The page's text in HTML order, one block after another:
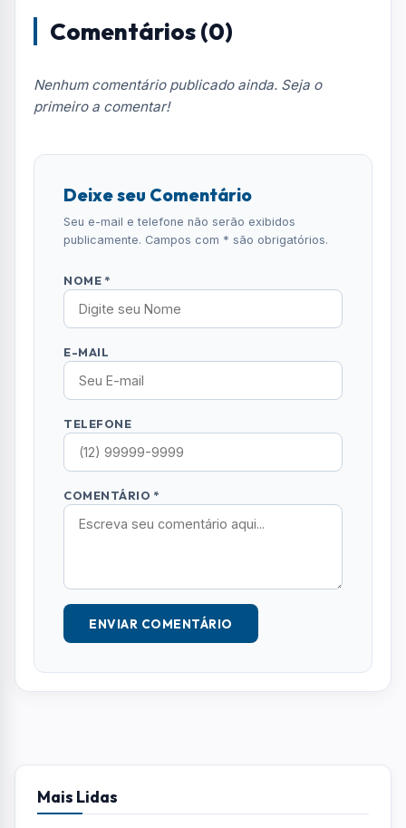
Comentários (0)
Nenhum comentário publicado ainda. Seja o
primeiro a comentar!
Deixe seu Comentário
Seu e-mail e telefone não serão exibidos
publicamente. Campos com * são obrigatórios.
NOME *
E-MAIL
TELEFONE
COMENTÁRIO *
ENVIAR COMENTÁRIO
Mais Lidas